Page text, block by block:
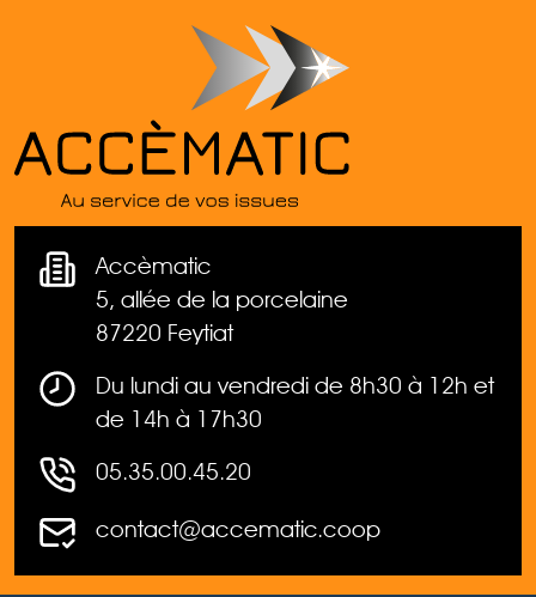
Accèmatic
5, allée de la porcelaine
87220 Feytiat
Du lundi au vendredi de 8h30 à 12h et
de 14h à 17h30
05.35.00.45.20
contact@accematic.coop